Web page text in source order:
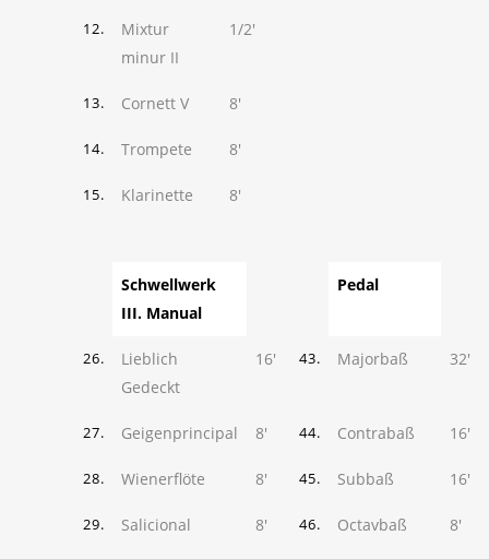
12.
Mixtur
minur II
1/2'
13. Cornett V 8'
14. Trompete 8'
15. Klarinette 8'
Schwellwerk
III. Manual
Pedal
26.
Lieblich
Gedeckt
16' 43. Majorbaß 32'
27. Geigenprincipal 8' 44. Contrabaß 16'
28. Wienerflöte 8' 45. Subbaß 16'
29. Salicional 8' 46. Octavbaß 8'